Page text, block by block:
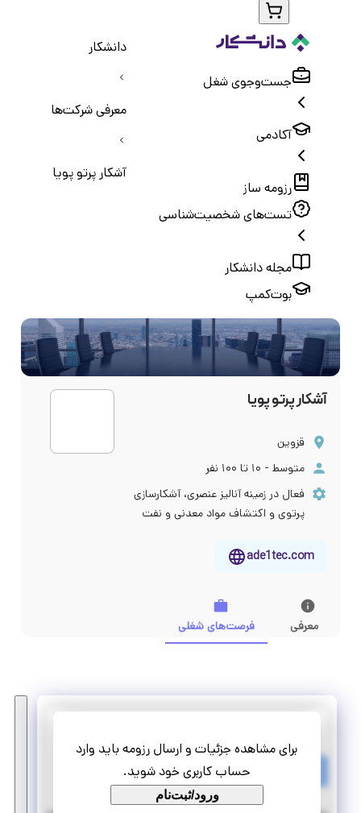
جست‌و‌جوی شغل
آکادمی
رزومه ساز
تست‌های شخصیت‌شناسی
مجله دانشکار
بوت‌کمپ
دانشکار
معرفی شرکت‌ها
آشکار پرتو پویا
آشکار پرتو پویا
قزوین
متوسط - ۱۰ تا ۱۰۰ نفر
فعال در زمینه آنالیز عنصری، آشکارسازی
پرتوی و اکتشاف مواد معدنی و نفت
ade1tec.com
معرفی فرصت‌های شغلی
برای مشاهده جزئیات و ارسال رزومه باید وارد
حساب کاربری خود شوید.
ورود/ثبت‌نام
پروژه